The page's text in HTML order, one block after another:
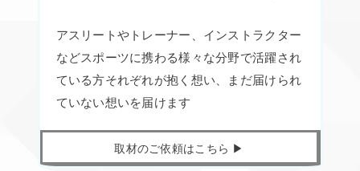
アスリートやトレーナー、インストラクター
などスポーツに携わる様々な分野で活躍され
ている方それぞれが抱く想い、まだ届けられ
ていない想いを届けます
取材のご依頼はこちら ▶︎